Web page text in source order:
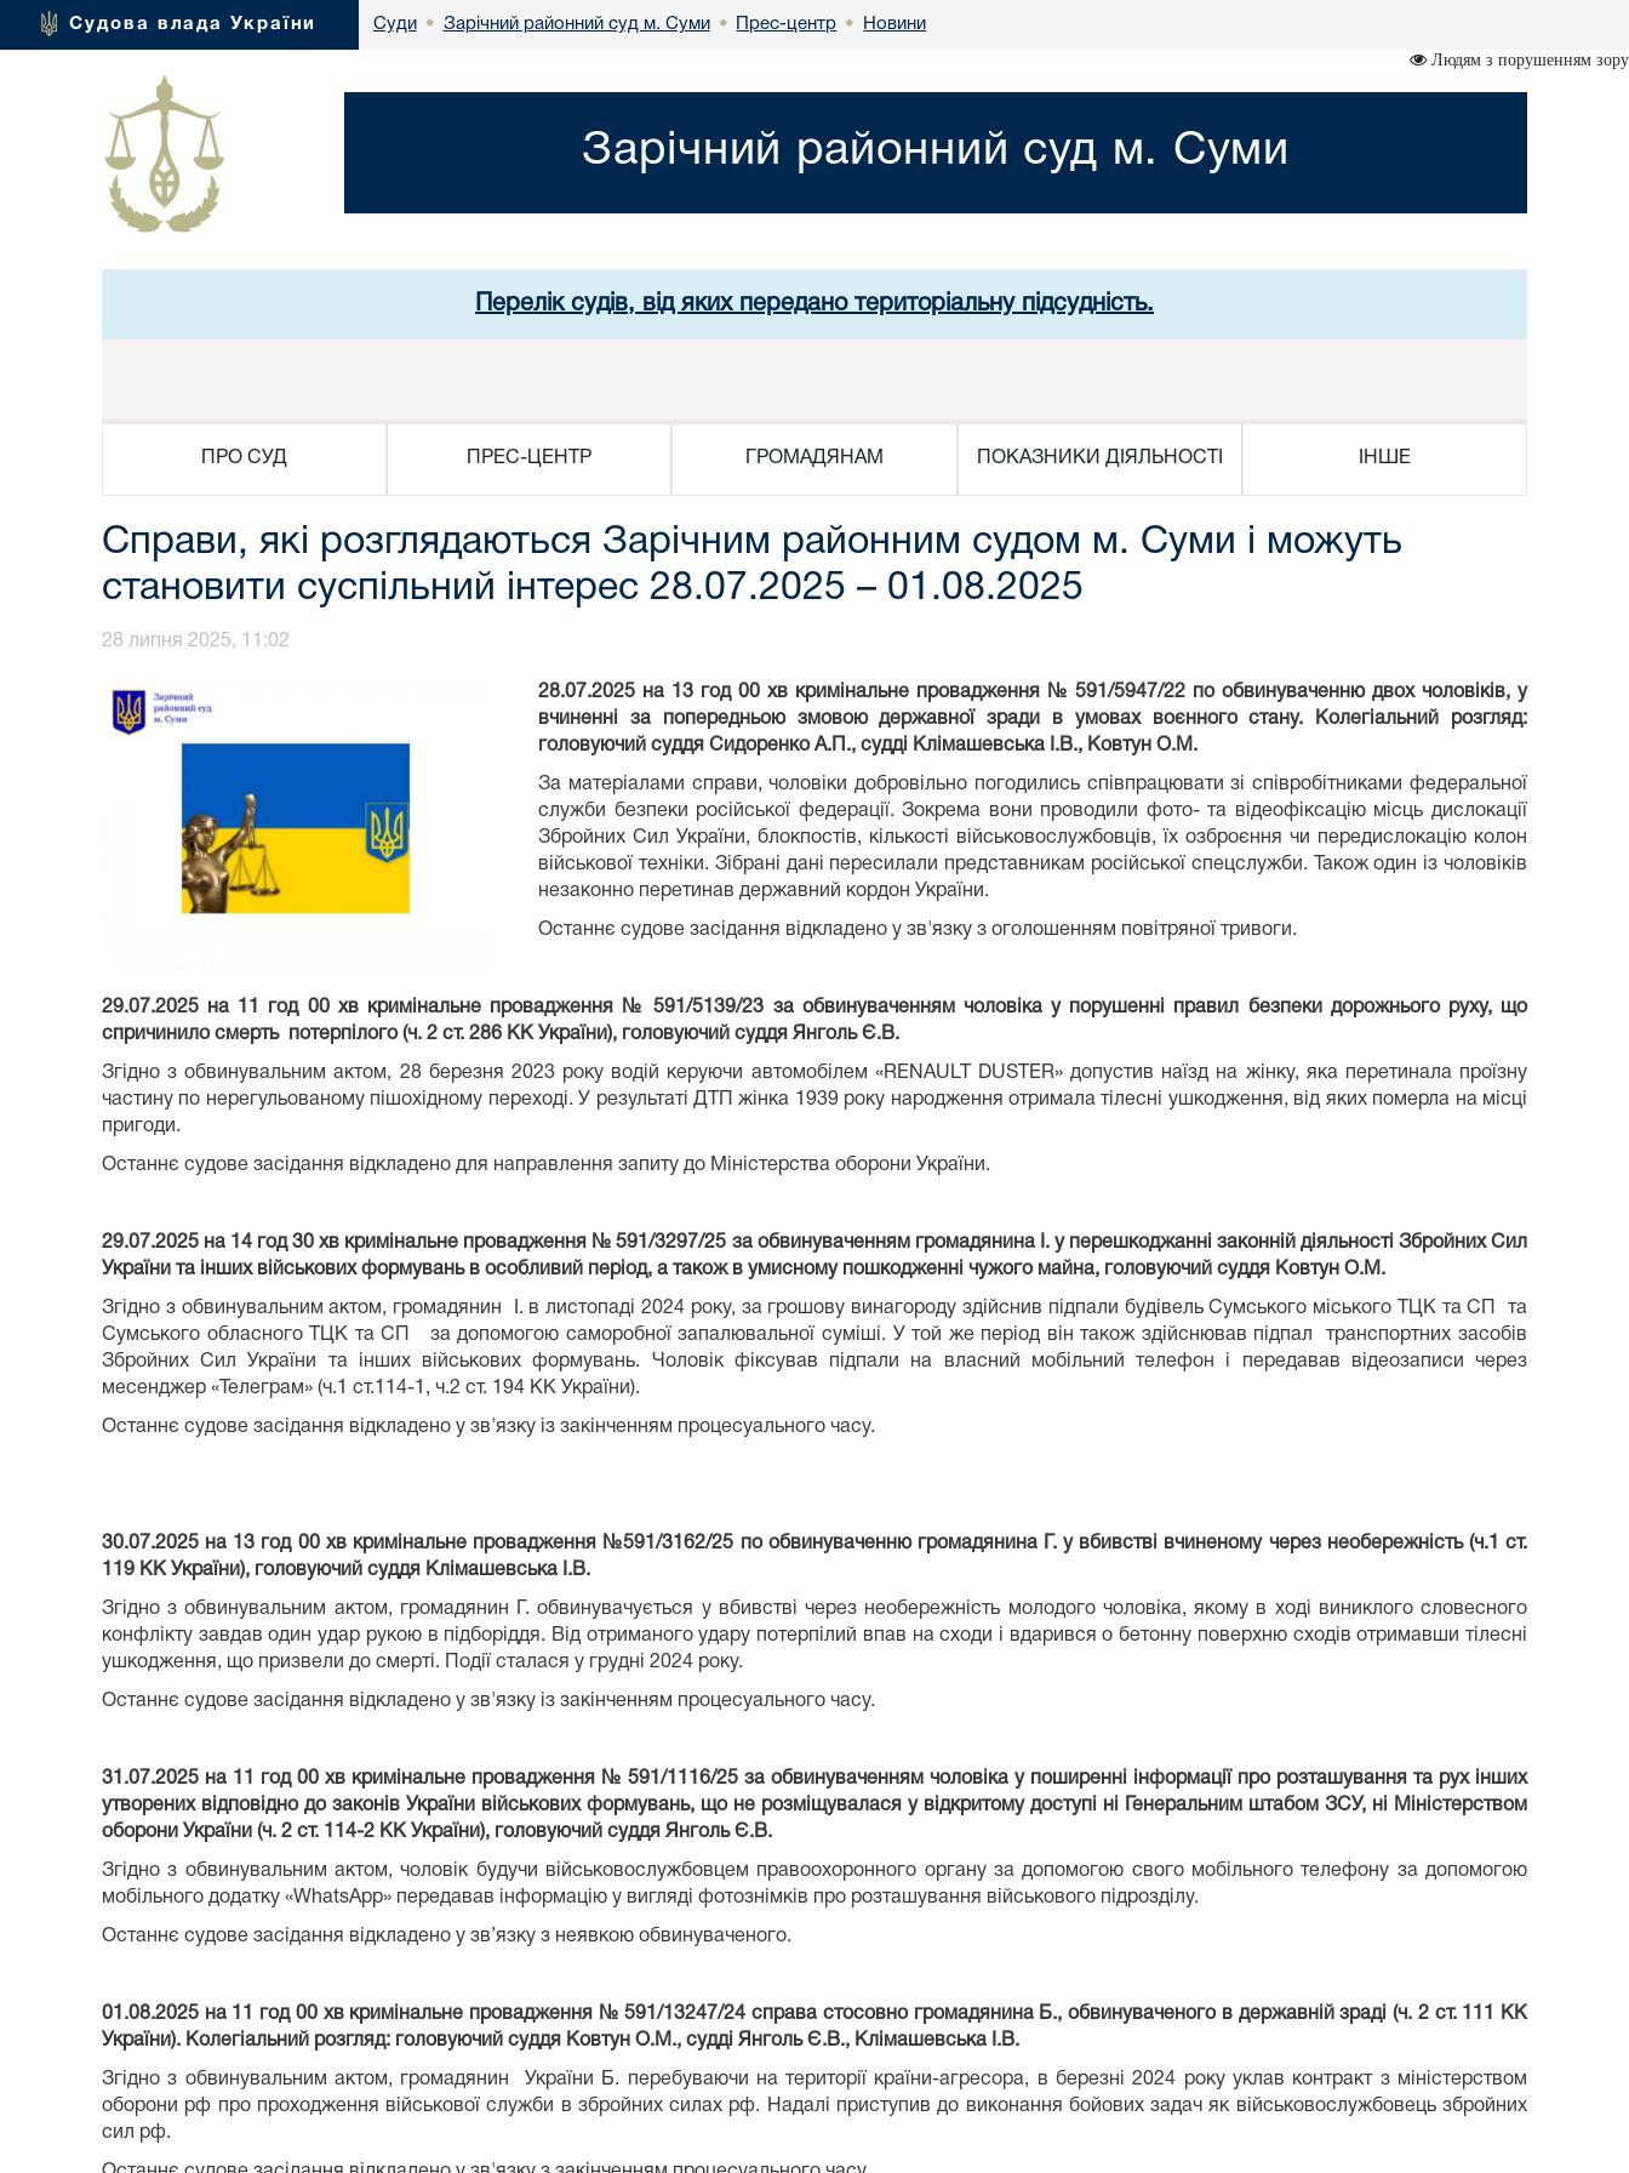
Судова влада України Суди • Зарічний районний суд м. Суми • Прес-центр • Новини
Людям з порушенням зору
Зарічний районний суд м. Суми
Перелік судів, від яких передано територіальну підсудність.
ПРО СУД ПРЕС-ЦЕНТР ГРОМАДЯНАМ ПОКАЗНИКИ ДІЯЛЬНОСТІ ІНШЕ
Справи, які розглядаються Зарічним районним судом м. Суми і можуть
становити суспільний інтерес 28.07.2025 – 01.08.2025
28 липня 2025, 11:02
28.07.2025 на 13 год 00 хв кримінальне провадження № 591/5947/22 по обвинуваченню двох чоловіків, у
вчиненні за попередньою змовою державної зради в умовах воєнного стану. Колегіальний розгляд:
головуючий суддя Сидоренко А.П., судді Клімашевська І.В., Ковтун О.М.
За матеріалами справи, чоловіки добровільно погодились співпрацювати зі співробітниками федеральної
служби безпеки російської федерації. Зокрема вони проводили фото- та відеофіксацію місць дислокації
Збройних Сил України, блокпостів, кількості військовослужбовців, їх озброєння чи передислокацію колон
військової техніки. Зібрані дані пересилали представникам російської спецслужби. Також один із чоловіків
незаконно перетинав державний кордон України.
Останнє судове засідання відкладено у зв'язку з оголошенням повітряної тривоги.
29.07.2025 на 11 год 00 хв кримінальне провадження № 591/5139/23 за обвинуваченням чоловіка у порушенні правил безпеки дорожнього руху, що
спричинило смерть потерпілого (ч. 2 ст. 286 КК України), головуючий суддя Янголь Є.В.
Згідно з обвинувальним актом, 28 березня 2023 року водій керуючи автомобілем «RENAULT DUSTER» допустив наїзд на жінку, яка перетинала проїзну
частину по нерегульованому пішохідному переході. У результаті ДТП жінка 1939 року народження отримала тілесні ушкодження, від яких померла на місці
пригоди.
Останнє судове засідання відкладено для направлення запиту до Міністерства оборони України.
29.07.2025 на 14 год 30 хв кримінальне провадження № 591/3297/25 за обвинуваченням громадянина І. у перешкоджанні законній діяльності Збройних Сил
України та інших військових формувань в особливий період, а також в умисному пошкодженні чужого майна, головуючий суддя Ковтун О.М.
Згідно з обвинувальним актом, громадянин І. в листопаді 2024 року, за грошову винагороду здійснив підпали будівель Сумського міського ТЦК та СП та
Сумського обласного ТЦК та СП за допомогою саморобної запалювальної суміші. У той же період він також здійснював підпал транспортних засобів
Збройних Сил України та інших військових формувань. Чоловік фіксував підпали на власний мобільний телефон і передавав відеозаписи через
месенджер «Телеграм» (ч.1 ст.114-1, ч.2 ст. 194 КК України).
Останнє судове засідання відкладено у зв'язку із закінченням процесуального часу.
30.07.2025 на 13 год 00 хв кримінальне провадження №591/3162/25 по обвинуваченню громадянина Г. у вбивстві вчиненому через необережність (ч.1 ст.
119 КК України), головуючий суддя Клімашевська І.В.
Згідно з обвинувальним актом, громадянин Г. обвинувачується у вбивстві через необережність молодого чоловіка, якому в ході виниклого словесного
конфлікту завдав один удар рукою в підборіддя. Від отриманого удару потерпілий впав на сходи і вдарився о бетонну поверхню сходів отримавши тілесні
ушкодження, що призвели до смерті. Події сталася у грудні 2024 року.
Останнє судове засідання відкладено у зв'язку із закінченням процесуального часу.
31.07.2025 на 11 год 00 хв кримінальне провадження № 591/1116/25 за обвинуваченням чоловіка у поширенні інформації про розташування та рух інших
утворених відповідно до законів України військових формувань, що не розміщувалася у відкритому доступі ні Генеральним штабом ЗСУ, ні Міністерством
оборони України (ч. 2 ст. 114-2 КК України), головуючий суддя Янголь Є.В.
Згідно з обвинувальним актом, чоловік будучи військовослужбовцем правоохоронного органу за допомогою свого мобільного телефону за допомогою
мобільного додатку «WhatsApp» передавав інформацію у вигляді фотознімків про розташування військового підрозділу.
Останнє судове засідання відкладено у зв’язку з неявкою обвинуваченого.
01.08.2025 на 11 год 00 хв кримінальне провадження № 591/13247/24 справа стосовно громадянина Б., обвинуваченого в державній зраді (ч. 2 ст. 111 КК
України). Колегіальний розгляд: головуючий суддя Ковтун О.М., судді Янголь Є.В., Клімашевська І.В.
Згідно з обвинувальним актом, громадянин України Б. перебуваючи на території країни-агресора, в березні 2024 року уклав контракт з міністерством
оборони рф про проходження військової служби в збройних силах рф. Надалі приступив до виконання бойових задач як військовослужбовець збройних
сил рф.